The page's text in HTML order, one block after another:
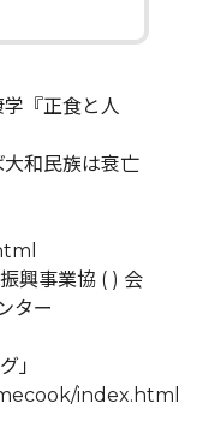
『正食と人
和民族は衰亡
興事業協 ( ) 会
ター
」
index.html